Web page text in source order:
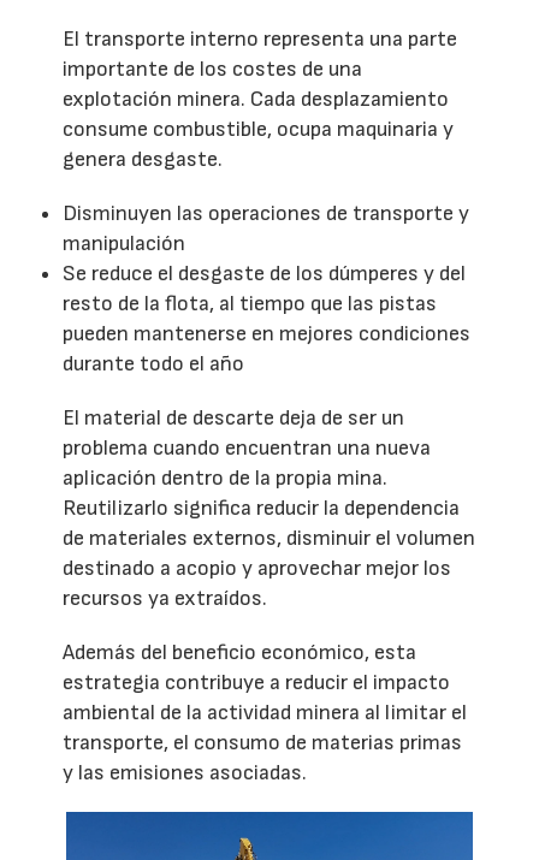
El transporte interno representa una parte
importante de los costes de una
explotación minera. Cada desplazamiento
consume combustible, ocupa maquinaria y
genera desgaste.
Disminuyen las operaciones de transporte y
manipulación
Se reduce el desgaste de los dúmperes y del
resto de la flota, al tiempo que las pistas
pueden mantenerse en mejores condiciones
durante todo el año
El material de descarte deja de ser un
problema cuando encuentran una nueva
aplicación dentro de la propia mina.
Reutilizarlo significa reducir la dependencia
de materiales externos, disminuir el volumen
destinado a acopio y aprovechar mejor los
recursos ya extraídos.
Además del beneficio económico, esta
estrategia contribuye a reducir el impacto
ambiental de la actividad minera al limitar el
transporte, el consumo de materias primas
y las emisiones asociadas.